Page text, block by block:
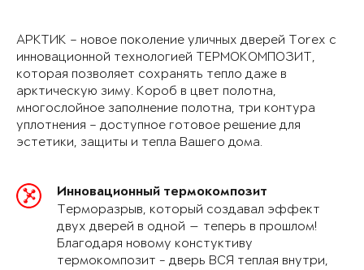
АРКТИК – новое поколение уличных дверей Torex с
инновационной технологией ТЕРМОКОМПОЗИТ,
которая позволяет сохранять тепло даже в
арктическую зиму. Короб в цвет полотна,
многослойное заполнение полотна, три контура
уплотнения – доступное готовое решение для
эстетики, защиты и тепла Вашего дома.
Инновационный термокомпозит
Терморазрыв, который создавал эффект
двух дверей в одной — теперь в прошлом!
Благодаря новому констуктиву
термокомпозит - дверь ВСЯ теплая внутри,